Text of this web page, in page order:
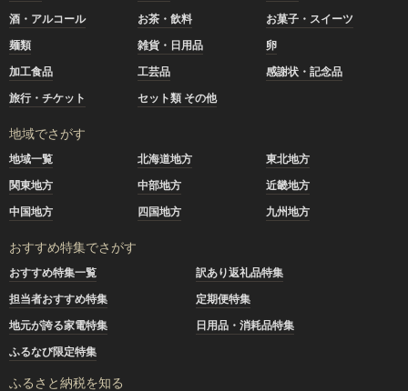
酒・アルコール
お茶・飲料
お菓子・スイーツ
麺類
雑貨・日用品
卵
加工食品
工芸品
感謝状・記念品
旅行・チケット
セット類 その他
地域でさがす
地域一覧 北海道地方
東北地方
関東地方
中部地方
近畿地方
中国地方
四国地方 九州地方
おすすめ特集でさがす
おすすめ特集一覧
訳あり返礼品特集
担当者おすすめ特集
定期便特集
地元が誇る家電特集
日用品・消耗品特集
ふるなび限定特集
ふるさと納税を知る